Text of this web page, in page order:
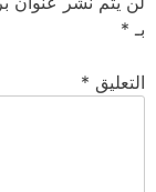
بـ *
التعليق *